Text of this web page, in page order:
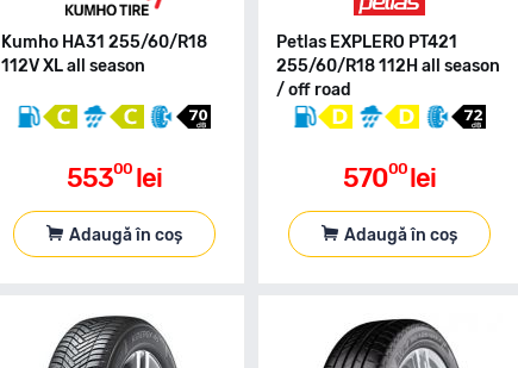
Kumho HA31 255/60/R18
112V XL all season
55300 lei
Adaugă în coș
Petlas EXPLERO PT421
255/60/R18 112H all season
/ off road
57000 lei
Adaugă în coș